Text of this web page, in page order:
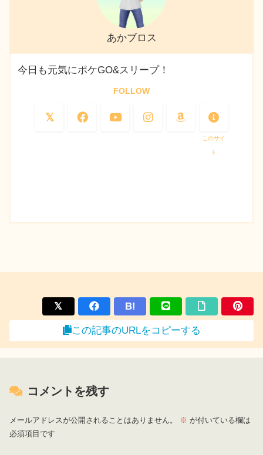
あかブロス
今日も元気にポケGO&スリープ！
FOLLOW
このサイ
ト
B!
この記事のURLをコピーする
コメントを残す
メールアドレスが公開されることはありません。 ※ が付いている欄は
必須項目です